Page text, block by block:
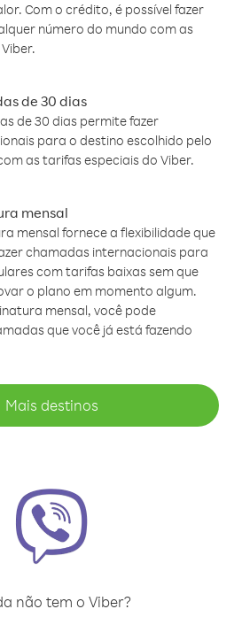
Com o crédito, é possível fazer
número do mundo com as
de 30 dias
de 30 dias permite fazer
para o destino escolhido pelo
as tarifas especiais do Viber.
mensal
mensal fornece a flexibilidade que
chamadas internacionais para
com tarifas baixas sem que
o plano em momento algum.
mensal, você pode
que você já está fazendo
Mais destinos
não tem o Viber?